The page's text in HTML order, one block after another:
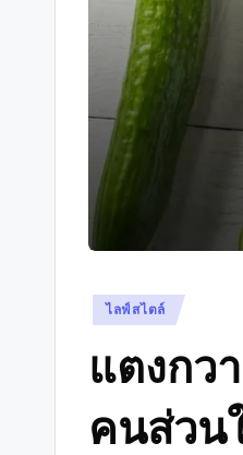
Posted
ไลฟ์สไตล์
แตงกว
คนส่วน